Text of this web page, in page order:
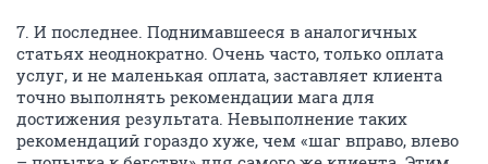
7. И последнее. Поднимавшееся в аналогичных
статьях неоднократно. Очень часто, только оплата
услуг, и не маленькая оплата, заставляет клиента
точно выполнять рекомендации мага для
достижения результата. Невыполнение таких
рекомендаций гораздо хуже, чем «шаг вправо, влево